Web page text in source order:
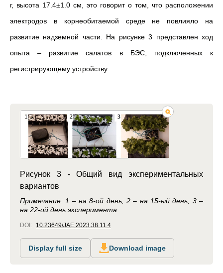
г, высота 17.4±1.0 см, это говорит о том, что расположении
электродов в корнеобитаемой среде не повлияло на
развитие надземной части. На рисунке 3 представлен ход
опыта – развитие салатов в БЭС, подключенных к
регистрирующему устройству.
Рисунок 3 - Общий вид экспериментальных
вариантов
Примечание: 1 – на 8-ой день; 2 – на 15-ый день; 3 –
на 22-ой день эксперимента
DOI: 10.23649/JAE.2023.38.11.4
Display full size Download image